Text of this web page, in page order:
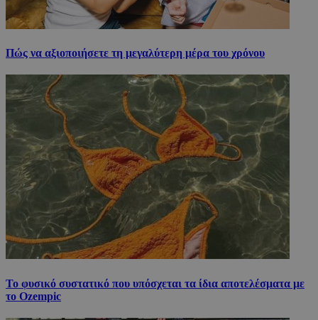
Πώς να αξιοποιήσετε τη μεγαλύτερη μέρα του χρόνου
Το φυσικό συστατικό που υπόσχεται τα ίδια αποτελέσματα με
το Ozempic